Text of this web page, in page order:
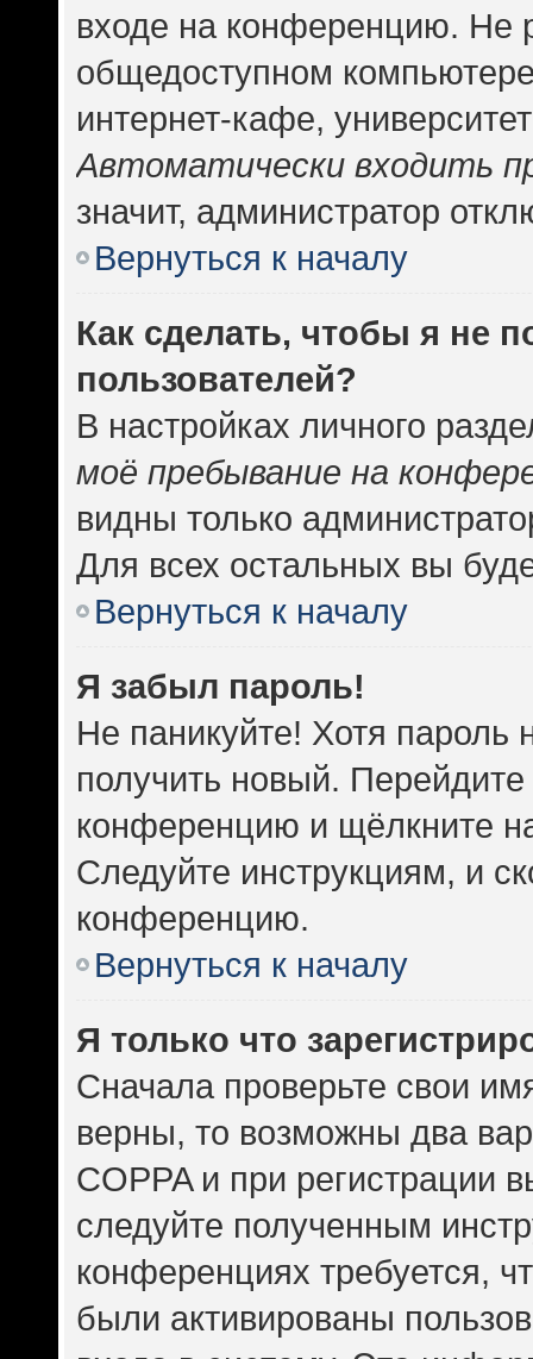
входе на конференцию. Не
общедоступном
интернет-кафе,
Автоматически входить
значит, администратор
Вернуться к началу
Как сделать, чтобы я не
пользователей?
В настройках личного
моё пребывание на
видны только
Для всех остальных вы
Вернуться к началу
Я забыл пароль!
Не паникуйте! Хотя пароль
получить новый.
конференцию и щёлкните
Следуйте инструкциям, и
конференцию.
Вернуться к началу
Я только что
Сначала проверьте свои
верны, то возможны два
COPPA и при регистрации
следуйте полученным
конференциях требуется,
были активированы